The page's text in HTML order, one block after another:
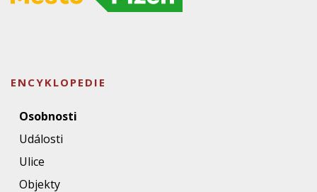
ENCYKLOPEDIE
Osobnosti
Události
Ulice
Objekty